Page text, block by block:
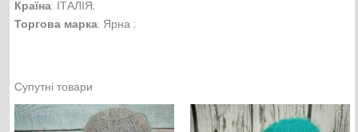
Країна: ІТАЛІЯ;
Торгова марка: Ярна ;
Супутні товари